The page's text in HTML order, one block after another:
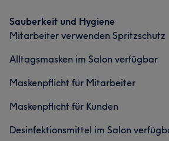
Sauberkeit und Hygiene
Mitarbeiter verwenden Spritzschutz
Alltagsmasken im Salon verfügbar
Maskenpflicht für Mitarbeiter
Maskenpflicht für Kunden
Desinfektionsmittel im Salon